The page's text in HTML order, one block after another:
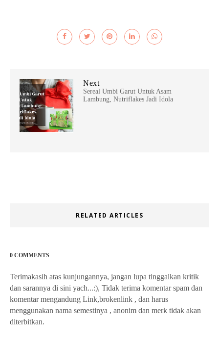
Next
Sereal Umbi Garut Untuk Asam
Lambung, Nutriflakes Jadi Idola
RELATED ARTICLES
0 COMMENTS
Terimakasih atas kunjungannya, jangan lupa tinggalkan kritik
dan sarannya di sini yach...:), Tidak terima komentar spam dan
komentar mengandung Link,brokenlink , dan harus
menggunakan nama semestinya , anonim dan merk tidak akan
diterbitkan.